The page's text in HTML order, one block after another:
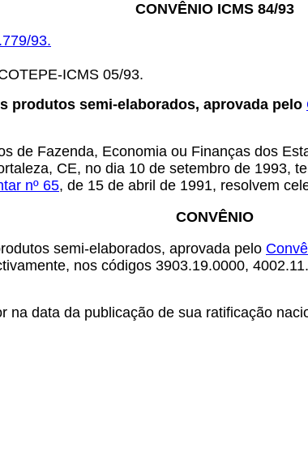
CONVÊNIO ICMS 84/93
93.
ICMS 05/93.
produtos semi-elaborados, aprovada pelo
de Fazenda, Economia ou Finanças dos
CE, no dia 10 de setembro de 1993,
nº 65, de 15 de abril de 1991, resolvem
CONVÊNIO
semi-elaborados, aprovada pelo
nos códigos 3903.19.0000,
na data da publicação de sua ratificação